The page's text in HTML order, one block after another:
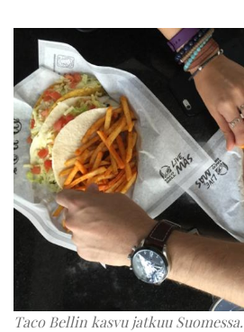
Taco Bellin kasvu jatkuu